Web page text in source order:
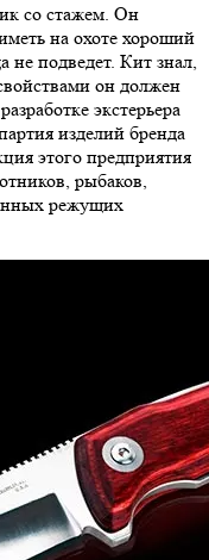
со стажем. Он
на охоте хороший
подведет. Кит знал,
он должен
экстерьера
изделий бренда
этого предприятия
рыбаков,
режущих